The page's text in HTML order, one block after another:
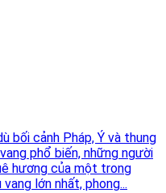
bối cảnh Pháp, Ý và thung
phổ biến, những người
hương của một trong
lớn nhất, phong...